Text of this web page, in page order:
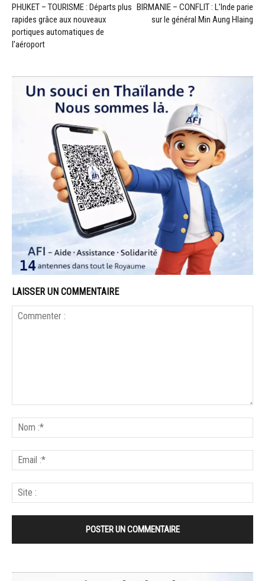
PHUKET – TOURISME : Départs plus
rapides grâce aux nouveaux
portiques automatiques de
l’aéroport
BIRMANIE – CONFLIT : L’Inde parie
sur le général Min Aung Hlaing
LAISSER UN COMMENTAIRE